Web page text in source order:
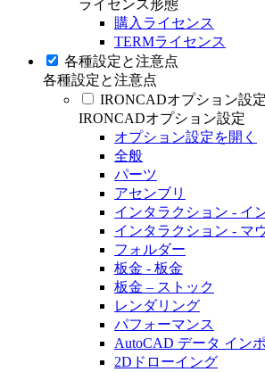
ライセンス形態
購入ライセンス
TERMライセンス
各種設定と注意点
各種設定と注意点
IRONCADオプション設定
IRONCADオプション設定
オプション設定を開く
全般
パーツ
アセンブリ
インタラクション - イ
インタラクション - マ
フォルダー
板金 - 板金
板金 – ストック
レンダリング
パフォーマンス
AutoCAD データ イン
2Dドローイング